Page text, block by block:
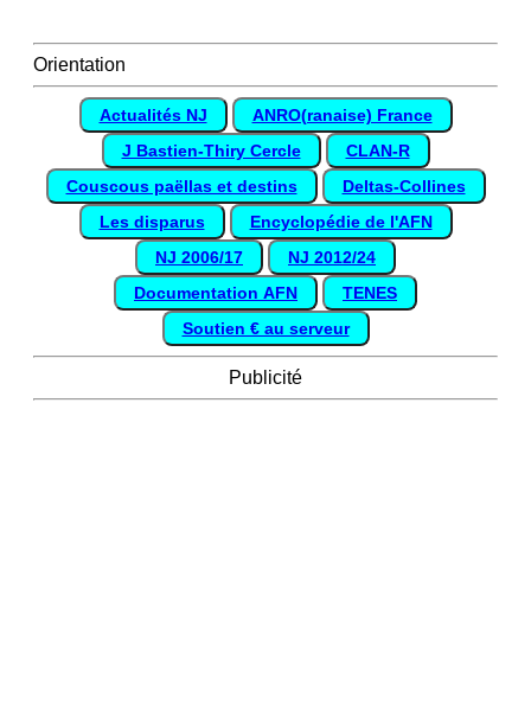
Orientation
Actualités NJ
ANRO(ranaise) France
J Bastien-Thiry Cercle
CLAN-R
Couscous paëllas et destins
Deltas-Collines
Les disparus
Encyclopédie de l'AFN
NJ 2006/17
NJ 2012/24
Documentation AFN
TENES
Soutien € au serveur
Publicité